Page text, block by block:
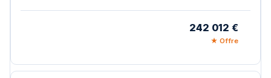
242 012 €
★ Offre